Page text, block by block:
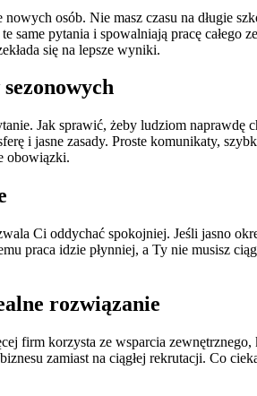
osób. Nie masz czasu na długie
same pytania i spowalniają pracę
się na lepsze wyniki.
Jak sprawić, żeby ludziom
i jasne zasady. Proste komunikaty,
obowiązki.
Ci oddychać spokojniej. Jeśli jasno
praca idzie płynniej, a Ty nie musisz
rozwiązanie
firm korzysta ze wsparcia
zamiast na ciągłej rekrutacji. Co